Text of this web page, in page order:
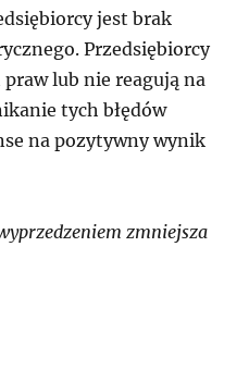
jest brak
Przedsiębiorcy
lub nie reagują na
tych błędów
na pozytywny wynik
zmniejsza